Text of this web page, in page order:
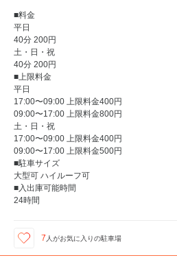
■料金
平日
40分 200円
土・日・祝
40分 200円
■上限料金
平日
17:00〜09:00 上限料金400円
09:00〜17:00 上限料金800円
土・日・祝
17:00〜09:00 上限料金400円
09:00〜17:00 上限料金500円
■駐車サイズ
大型可 ハイルーフ可
■入出庫可能時間
24時間
7 人がお気に入りの駐車場